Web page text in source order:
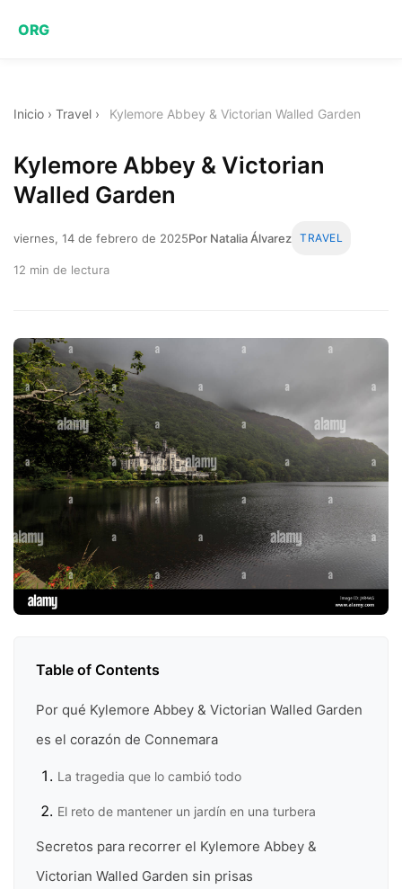
ORG
Inicio › Travel › Kylemore Abbey & Victorian Walled Garden
Kylemore Abbey & Victorian
Walled Garden
viernes, 14 de febrero de 2025Por Natalia Álvarez TRAVEL
12 min de lectura
Table of Contents
Por qué Kylemore Abbey & Victorian Walled Garden
es el corazón de Connemara
La tragedia que lo cambió todo
El reto de mantener un jardín en una turbera
Secretos para recorrer el Kylemore Abbey &
Victorian Walled Garden sin prisas